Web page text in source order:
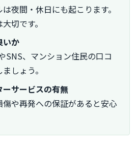
夜間・休日にも起こります。
切です。
いか
SNS、マンション住民の口コ
しょう。
サービスの有無
や再発への保証があると安心